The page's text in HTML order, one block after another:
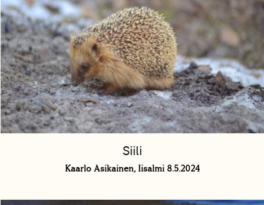
Siili
Kaarlo Asikainen, Iisalmi 8.5.2024